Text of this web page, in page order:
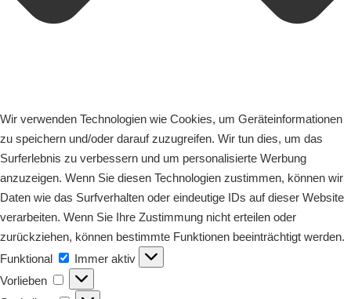
Wir verwenden Technologien wie Cookies, um Geräteinformationen
zu speichern und/oder darauf zuzugreifen. Wir tun dies, um das
Surferlebnis zu verbessern und um personalisierte Werbung
anzuzeigen. Wenn Sie diesen Technologien zustimmen, können wir
Daten wie das Surfverhalten oder eindeutige IDs auf dieser Website
verarbeiten. Wenn Sie Ihre Zustimmung nicht erteilen oder
zurückziehen, können bestimmte Funktionen beeinträchtigt werden.
Funktional
Funktional
Immer aktiv
Vorlieben
Vorlieben